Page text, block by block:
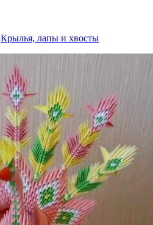
Крылья, лапы и хвосты